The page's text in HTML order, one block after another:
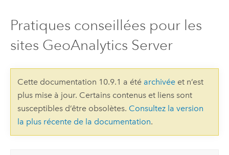
Pratiques conseillées pour les
sites GeoAnalytics Server
Cette documentation 10.9.1 a été archivéeet n’est
plus mise à jour. Certains contenus et liens sont
susceptibles d’être obsolètes. Consultez la version
la plus récente de la documentation.